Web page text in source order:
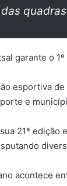
esportiva
e
21ª
acontece